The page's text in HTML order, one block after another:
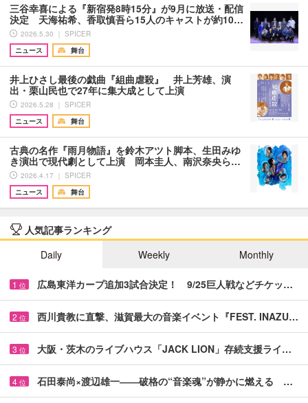
三谷幸喜による『新宿発8時15分』が9月に放送・配信
決定 天海祐希、香取慎吾ら15人のキャストが約10…
2026.5.30 ｜ SPICER
ニュース
舞台
井上ひさし最後の戯曲『組曲虐殺』 井上芳雄、演
出・栗山民也で27年に集大成として上演
2026.5.28 ｜ SPICER
ニュース
舞台
古典の名作『雨月物語』を鈴木アツト脚本、生田みゆ
き演出で現代劇として上演 岡本圭人、南沢奈央ら…
2026.4.17 ｜ SPICER
ニュース
舞台
人気記事ランキング
Daily
Weekly Monthly
1 位 広島東洋カープ追加3試合決定！ 9/25巨人戦などチケッ…
2 位 西川貴教に直撃、滋賀最大の音楽イベント『FEST. INAZU…
3 位 大阪・茨木のライブハウス「JACK LION」存続支援ライ…
4 位 石田泰尚×渡辺雄一――破格の“音楽魂”が静かに燃える …